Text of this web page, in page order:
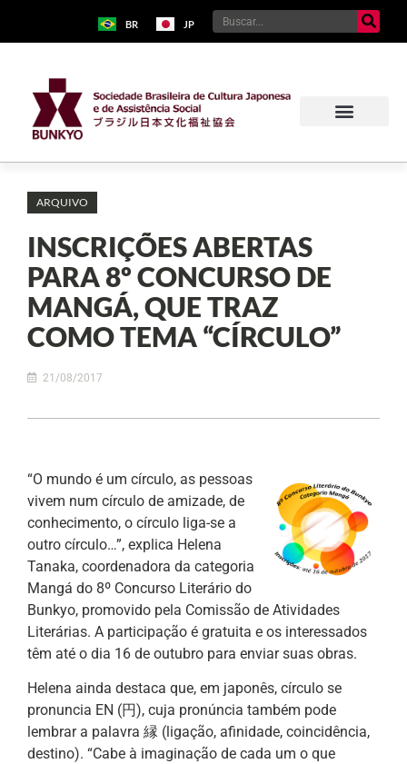
BR JP
ARQUIVO
INSCRIÇÕES ABERTAS
PARA 8º CONCURSO DE
MANGÁ, QUE TRAZ
COMO TEMA “CÍRCULO”
21/08/2017
“O mundo é um círculo, as pessoas
vivem num círculo de amizade, de
conhecimento, o círculo liga-se a
outro círculo…”, explica Helena
Tanaka, coordenadora da categoria
Mangá do 8º Concurso Literário do
Bunkyo, promovido pela Comissão de Atividades
Literárias. A participação é gratuita e os interessados
têm até o dia 16 de outubro para enviar suas obras.
Helena ainda destaca que, em japonês, círculo se
pronuncia EN (円), cuja pronúncia também pode
lembrar a palavra 縁 (ligação, afinidade, coincidência,
destino). “Cabe à imaginação de cada um o que